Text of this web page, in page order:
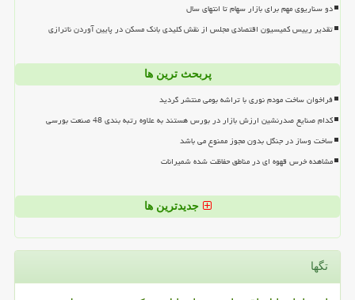
دو سناریوی مهم برای بازار سهام تا انتهای سال
تقدیر رییس کمیسیون اقتصادی مجلس از نقش کلیدی بانک مسکن در پایین آوردن ناترازی
پربحث ترین ها
فراخوان ساخت مودم نوری با تراشه بومی منتشر گردید
کدام صنایع صدرنشین ارزش بازار در بورس هستند به علاوه رتبه بندی 48 صنعت بورسی
ساخت وساز در جنگل بدون مجوز ممنوع می باشد
مشاهده خرس قهوه ای در مناطق حفاظت شده شمیرانات
جدیدترین ها
تگها